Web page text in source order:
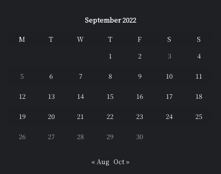
September 2022
M T W T F S
S
1
2 3 4
5 6 7 8 9 10 11
12 13 14 15 16 17 18
19 20 21 22 23 24 25
26 27 28 29 30
« Aug Oct »